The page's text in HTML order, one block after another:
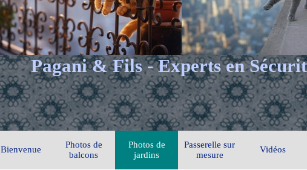
Pagani & Fils - Experts en
Bienvenue
Photos de
balcons
Photos de
jardins
Passerelle sur
mesure
Vidéos